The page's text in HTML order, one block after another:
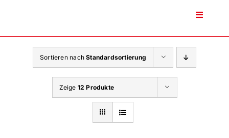
Toggle
Sortieren nachStandardsortierung
Zeige 12 Produkte